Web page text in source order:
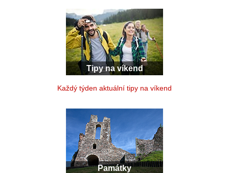
Tipy na víkend
Každý týden aktuální tipy na víkend
Památky